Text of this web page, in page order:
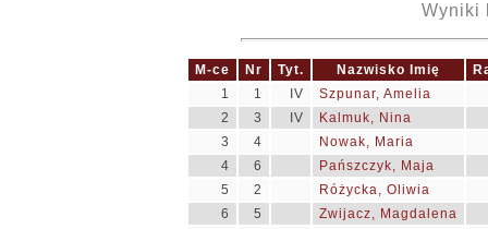
Wyniki
M-ce Nr Tyt. Nazwisko Imię
1
1 IV
Szpunar, Amelia
2
3 IV
Kalmuk, Nina
3
4
Nowak, Maria
4
6
Pańszczyk, Maja
5
2
Różycka, Oliwia
6
5
Zwijacz, Magdalena